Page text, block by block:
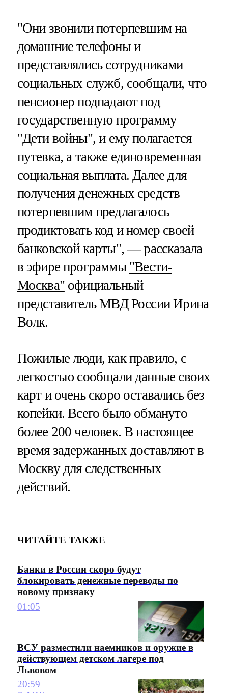
"Они звонили потерпевшим на
домашние телефоны и
представлялись сотрудниками
социальных служб, сообщали, что
пенсионер подпадают под
государственную программу
"Дети войны", и ему полагается
путевка, а также единовременная
социальная выплата. Далее для
получения денежных средств
потерпевшим предлагалось
продиктовать код и номер своей
банковской карты", — рассказала
в эфире программы "Вести-
Москва"официальный
представитель МВД России Ирина
Волк.
Пожилые люди, как правило, с
легкостью сообщали данные своих
карт и очень скоро оставались без
копейки. Всего было обмануто
более 200 человек. В настоящее
время задержанных доставляют в
Москву для следственных
действий.
ЧИТАЙТЕ ТАКЖЕ
Банки в России скоро будут
блокировать денежные переводы по
новому признаку
01:05
ВСУ разместили наемников и оружие в
действующем детском лагере под
Львовом
20:59